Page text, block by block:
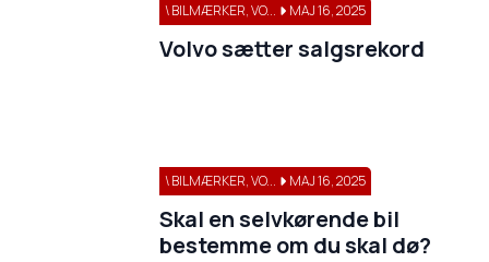
\ BILMÆRKER, VO... MAJ 16, 2025
Volvo sætter salgsrekord
\ BILMÆRKER, VO... MAJ 16, 2025
Skal en selvkørende bil
bestemme om du skal dø?